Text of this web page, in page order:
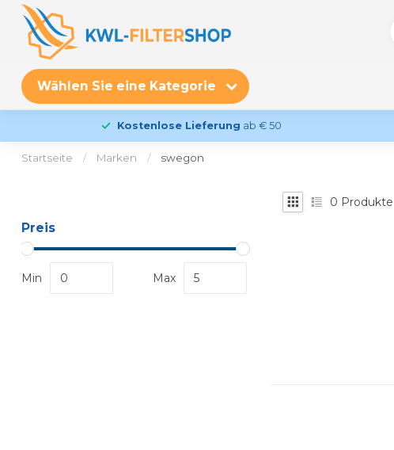
Wählen Sie eine Kategorie
Kostenlose Lieferung ab € 50
Startseite / Marken / swegon
Preis
Min Max
0 Produkte